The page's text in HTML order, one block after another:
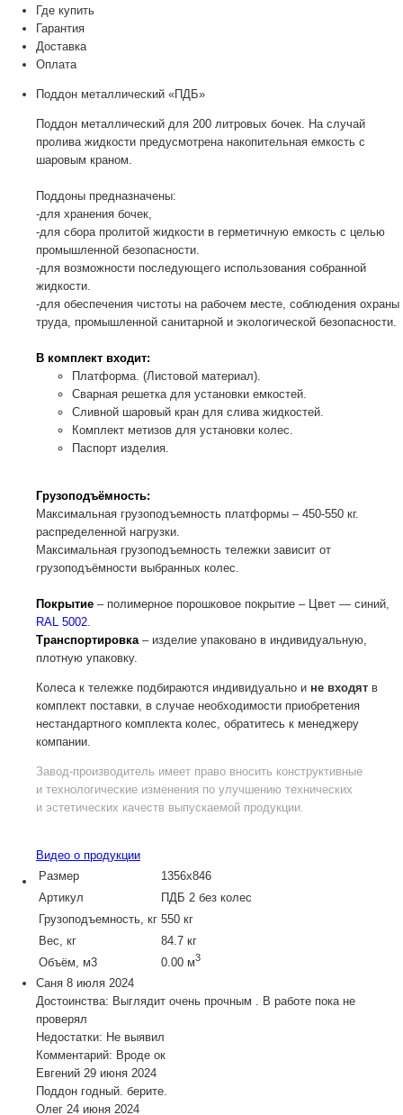
Где купить
Гарантия
Доставка
Оплата
Поддон металлический «ПДБ»
Поддон металлический для 200 литровых бочек. На случай
пролива жидкости предусмотрена накопительная емкость с
шаровым краном.
Поддоны предназначены:
-для хранения бочек,
-для сбора пролитой жидкости в герметичную емкость с целью
промышленной безопасности.
-для возможности последующего использования собранной
жидкости.
-для обеспечения чистоты на рабочем месте, соблюдения охраны
труда, промышленной санитарной и экологической безопасности.
В комплект входит:
Платформа. (Листовой материал).
Сварная решетка для установки емкостей.
Сливной шаровый кран для слива жидкостей.
Комплект метизов для установки колес.
Паспорт изделия.
Грузоподъёмность:
Максимальная грузоподъемность платформы – 450-550 кг.
распределенной нагрузки.
Максимальная грузоподъемность тележки зависит от
грузоподъёмности выбранных колес.
Покрытие – полимерное порошковое покрытие – Цвет — синий,
RAL 5002
Транспортировка – изделие упаковано в индивидуальную,
плотную упаковку.
Колеса к тележке подбираются индивидуально и не входят в
комплект поставки, в случае необходимости приобретения
нестандартного комплекта колес, обратитесь к менеджеру
компании.
Завод-производитель имеет право вносить конструктивные
и технологические изменения по улучшению технических
и эстетических качеств выпускаемой продукции.
Видео о продукции
Размер
1356х846
Артикул
ПДБ 2 без колес
Грузоподъемность, кг 550 кг
Вес, кг
84.7 кг
Объём, м3
0.00 м3
Саня 8 июля 2024
Достоинства: Выглядит очень прочным . В работе пока не
проверял
Недостатки: Не выявил
Комментарий: Вроде ок
Евгений 29 июня 2024
Поддон годный. берите.
Олег 24 июня 2024